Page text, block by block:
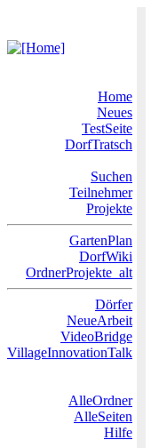
Home
Neues
TestSeite
DorfTratsch
Suchen
Teilnehmer
Projekte
GartenPlan
DorfWiki
OrdnerProjekte_alt
Dörfer
NeueArbeit
VideoBridge
VillageInnovationTalk
AlleOrdner
AlleSeiten
Hilfe